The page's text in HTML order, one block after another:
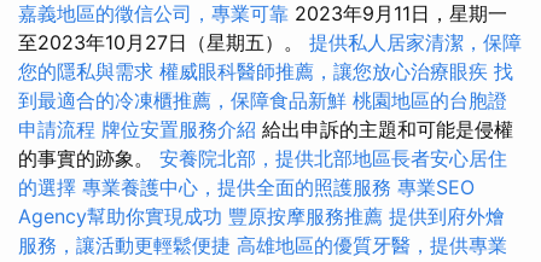
嘉義地區的徵信公司，專業可靠 2023年9月11日，星期一
至2023年10月27日（星期五）。 提供私人居家清潔，保障
您的隱私與需求 權威眼科醫師推薦，讓您放心治療眼疾 找
到最適合的冷凍櫃推薦，保障食品新鮮 桃園地區的台胞證
申請流程 牌位安置服務介紹 給出申訴的主題和可能是侵權
的事實的跡象。 安養院北部，提供北部地區長者安心居住
的選擇 專業養護中心，提供全面的照護服務 專業SEO
Agency幫助你實現成功 豐原按摩服務推薦 提供到府外燴
服務，讓活動更輕鬆便捷 高雄地區的優質牙醫，提供專業